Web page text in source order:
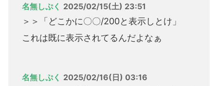
名無しぷく 2025/02/15(土) 23:51
＞＞「どこかに〇〇/200と表示しとけ」
これは既に表示されてるんだよなぁ
名無しぷく 2025/02/16(日) 03:16